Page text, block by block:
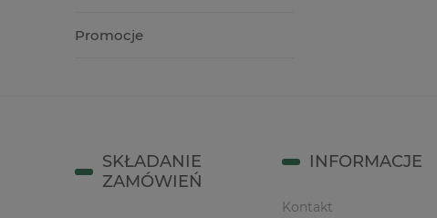
Promocje
SKŁADANIE
ZAMÓWIEŃ
INFORMACJE
Kontakt